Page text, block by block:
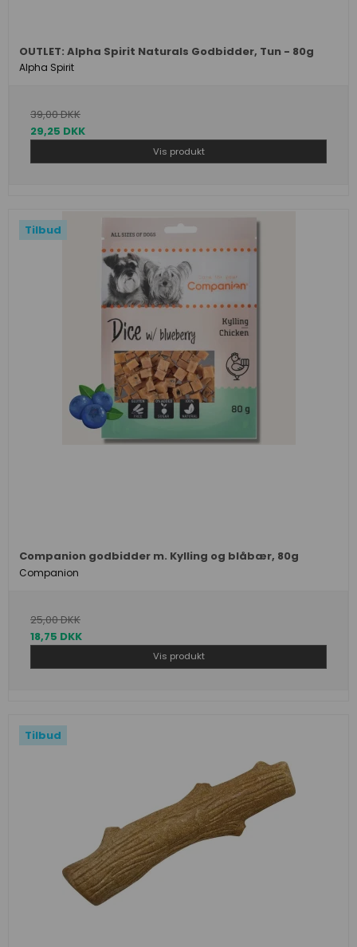
OUTLET: Alpha Spirit Naturals Godbidder, Tun - 80g
Alpha Spirit
39,00 DKK
29,25 DKK
Vis produkt
Tilbud
Companion godbidder m. Kylling og blåbær, 80g
Companion
25,00 DKK
18,75 DKK
Vis produkt
Tilbud